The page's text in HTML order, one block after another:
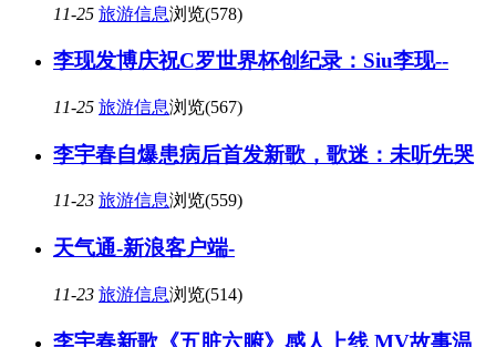
11-25 旅游信息浏览(578)
李现发博庆祝C罗世界杯创纪录：Siu李现--
11-25 旅游信息浏览(567)
李宇春自爆患病后首发新歌，歌迷：未听先哭
11-23 旅游信息浏览(559)
天气通-新浪客户端-
11-23 旅游信息浏览(514)
李宇春新歌《五脏六腑》感人上线 MV故事温